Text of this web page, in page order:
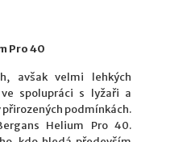
Pro 40
avšak velmi lehkých
spolupráci s lyžaři a
podmínkách.
Helium Pro 40.